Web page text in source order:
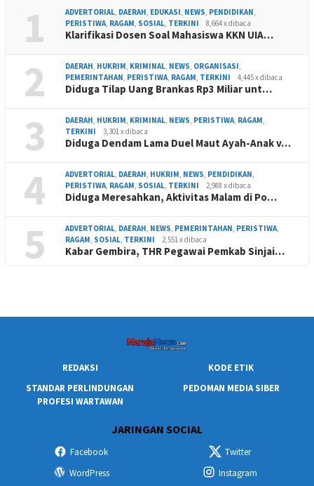
1 ADVERTORIAL, DAERAH, EDUKASI, NEWS, PENDIDIKAN,
PERISTIWA, RAGAM, SOSIAL, TERKINI 8,664 x dibaca
Klarifikasi Dosen Soal Mahasiswa KKN UIA…
2 DAERAH, HUKRIM, KRIMINAL, NEWS, ORGANISASI,
PEMERINTAHAN, PERISTIWA, RAGAM, TERKINI 4,445 x dibaca
Diduga Tilap Uang Brankas Rp3 Miliar unt…
3 DAERAH, HUKRIM, KRIMINAL, NEWS, PERISTIWA, RAGAM,
TERKINI
3,301 x dibaca
Diduga Dendam Lama Duel Maut Ayah-Anak v…
4 ADVERTORIAL, DAERAH, HUKRIM, NEWS, PENDIDIKAN,
PERISTIWA, RAGAM, SOSIAL, TERKINI 2,988 x dibaca
Diduga Meresahkan, Aktivitas Malam di Po…
5 ADVERTORIAL, DAERAH, NEWS, PEMERINTAHAN, PERISTIWA,
RAGAM, SOSIAL, TERKINI 2,551 x dibaca
Kabar Gembira, THR Pegawai Pemkab Sinjai…
REDAKSI
KODE ETIK
STANDAR PERLINDUNGAN
PROFESI WARTAWAN
PEDOMAN MEDIA SIBER
JARINGAN SOCIAL
Facebook
Twitter
WordPress
Instagram